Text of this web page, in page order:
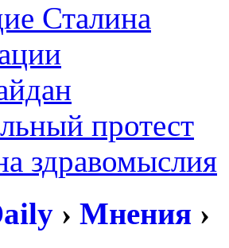
Сталина
протест
здравомыслия
› Мнения ›